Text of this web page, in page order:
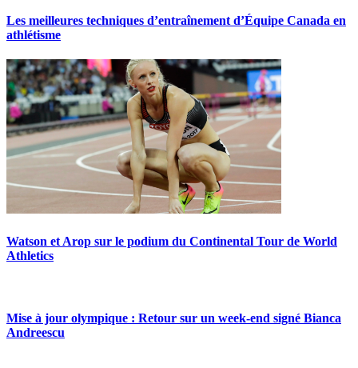
Les meilleures techniques d’entraînement d’Équipe Canada en
athlétisme
Watson et Arop sur le podium du Continental Tour de World
Athletics
Mise à jour olympique : Retour sur un week-end signé Bianca
Andreescu